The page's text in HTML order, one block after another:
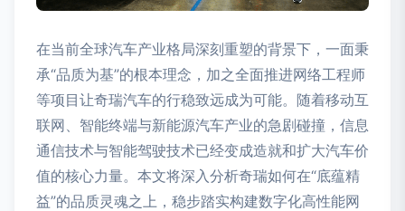
在当前全球汽车产业格局深刻重塑的背景下，一面秉
承“品质为基”的根本理念，加之全面推进网络工程师
等项目让奇瑞汽车的行稳致远成为可能。随着移动互
联网、智能终端与新能源汽车产业的急剧碰撞，信息
通信技术与智能驾驶技术已经变成造就和扩大汽车价
值的核心力量。本文将深入分析奇瑞如何在“底蕴精
益”的品质灵魂之上，稳步踏实构建数字化高性能网